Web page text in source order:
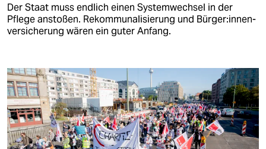
Der Staat muss endlich einen Systemwechsel in der
Pflege anstoßen. Rekommunalisierung und Bür­ge­r:in­nen­
ver­si­che­rung wären ein guter Anfang.